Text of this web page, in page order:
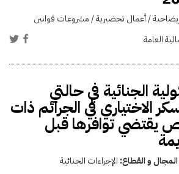
/ أعمال تحضيرية / مشروعات قوانين
العامة
الجنائية في حالتي
الاختياري في الجرائم ذات
يقتضي توافرها قبل
المجال و القطاع: الإجراءات الجنائية